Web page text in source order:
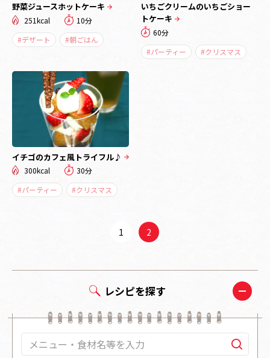
野菜ジュースホットケーキ
251kcal
10分
#デザート
#朝ごはん
いちごクリームのいちごショー
トケーキ
60分
#パーティー
#クリスマス
イチゴのカフェ風トライフル♪
300kcal
30分
#パーティー
#クリスマス
1 2
レシピを探す